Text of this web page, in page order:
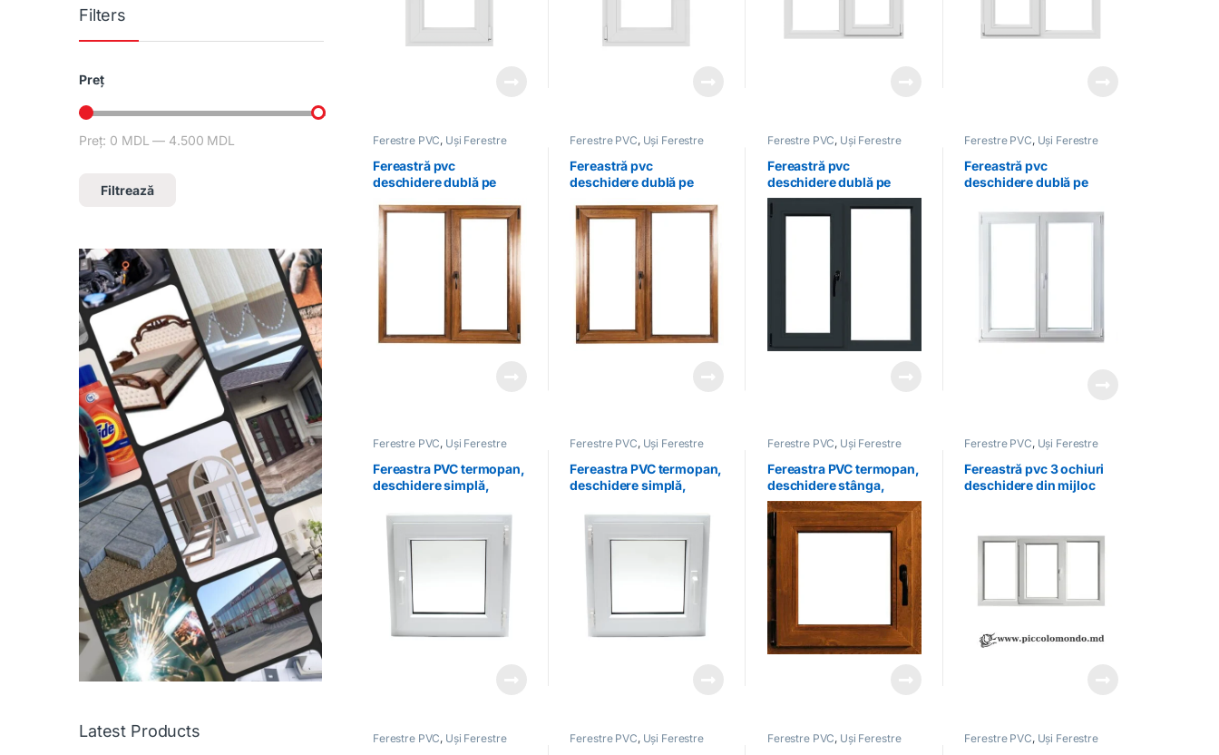
Ferestre PVC, Uși Ferestre
Fereastră pvc
deschidere dublă pe
auriu
Ferestre PVC, Uși Ferestre
Fereastră pvc
deschidere dublă pe
auriu
Ferestre PVC, Uși Ferestre
Fereastră pvc
deschidere dublă pe
stanga culoare antracit
Ferestre PVC, Uși Ferestre
Fereastră pvc
deschidere dublă pe
Ferestre PVC, Uși Ferestre
Fereastra PVC termopan,
deschidere simplă,
Ferestre PVC, Uși Ferestre
Fereastra PVC termopan,
deschidere simplă,
Ferestre PVC, Uși Ferestre
Fereastra PVC termopan,
deschidere stânga,
stejar auriu
Ferestre PVC, Uși Ferestre
Fereastră pvc 3 ochiuri
deschidere din mijloc
Ferestre PVC, Uși Ferestre Ferestre PVC, Uși Ferestre Ferestre PVC, Uși Ferestre Ferestre PVC, Uși Ferestre
Filters
Preț
Preț minim
Preț maxim
Filtrează
Preț: 0 MDL — 4.500 MDL
Latest Products